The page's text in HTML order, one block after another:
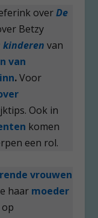
overDe
Betzy
kinderen van
van
.Voor
Ook in
komen
een rol.
vrouwen
haar moeder
op